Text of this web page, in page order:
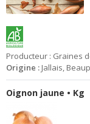
Producteur : Graines
Origine : Jallais,
Oignon jaune • Kg